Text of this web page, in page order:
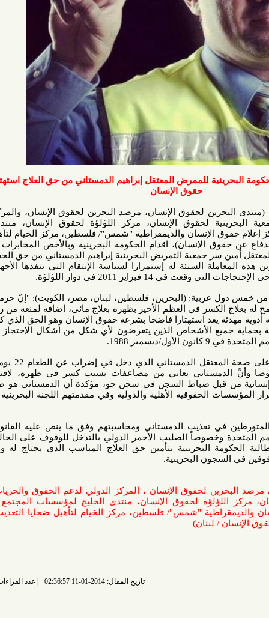
للممرض المعتقل إبراهيم الدمستاني من حق العلاج استهتار بشرعة
حقوق الإنسان
لحقوق الإنسان، مرصد البحرين لحقوق الإنسان، والمركز الدولي
لحقوق الإنسان، مركز اللؤلؤة لحقوق الإنسان، منتدى الخليج
الإنسان والديمقراطية "شمس"/ فلسطين، مركز الخيام لتأهيل ضحايا
الإنسان)، اقدام الحكومة البحرينية وبالأخص المخابرات العسكرية
جمعية التمريض البحرينية إبراهيم الدمستاني من حق الحصول على
السيئة له إستمرارا لسياسة الإنتقام التي تنفذها الأجهزة الأمنية
2011 في دوار اللؤلؤة.
(البحرين، فلسطين، لبنان، مصر، الكويت): "إنّ حرمان معتقل
في العظم الأخير بظهره بعلاج مائي، اضافة لمنعه من رؤية طبيبه
يعد استهتارا فاضحا بشرعة حقوق الإنسان وهو الحق الذي كفله المبدأ
الأشخاص الذين يتعرضون لأي شكل من أشكال الإحتجاز أو السجن
1988.
وأبدت المنظمات قلقها الشديد على صحة المعتقل الدمستاني الذي دخل في إضراب عن الطعام 22 يوما احتجاجا
يعاني من مضاعفات بسبب كسر في ظهره، لافتة إلى أنّ
قبل ضباط السجن في سجن جو، مؤكدة أن الدمستاني هو ضمن أفراد
الحقوقية الأهلية والدولية وفي مقدمتهم اللجنة البحرينية المستقلة
تعذيب الدمستاني ومحاسبتهم وفق ما ينص عليه القانون الدولي
الصليب الأحمر الدولي بالتدخل للوقوف على الحالة الصحية
البحرينية بتأمين حق العلاج المناسب الذي يحتاج له والكف عن
البحرينية.
لحقوق الإنسان ، المركز الدولي لدعم الحقوق والحريات / مصر،
لحقوق الإنسان، منتدى الخليج لمؤسسات المجتمع المدني /
"شمس"/ فلسطين، مركز الخيام لتأهيل ضحايا التعذيب / لبنان،
/ لبنان)
عدد القراءات: 7483 قراءة |